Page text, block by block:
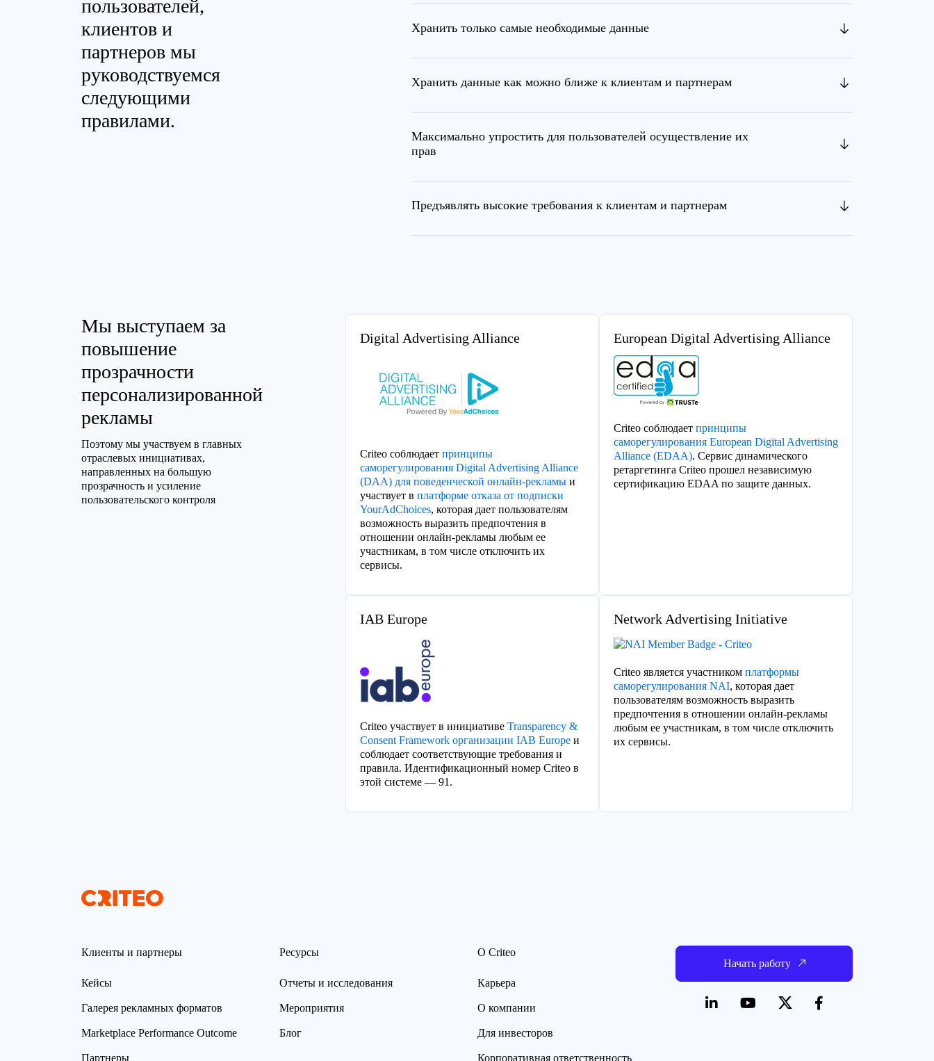
пользователей,
клиентов и
партнеров мы
руководствуемся
следующими
правилами.
Хранить только самые необходимые данные
Хранить данные как можно ближе к клиентам и партнерам
Максимально упростить для пользователей осуществление их
прав
Предъявлять высокие требования к клиентам и партнерам
Мы выступаем за
повышение
прозрачности
персонализированной
рекламы
Поэтому мы участвуем в главных
отраслевых инициативах,
направленных на большую
прозрачность и усиление
пользовательского контроля
Digital Advertising Alliance
Criteo соблюдает принципы
саморегулирования Digital Advertising Alliance
(DAA) для поведенческой онлайн-рекламы и
участвует в платформе отказа от подписки
YourAdChoices, которая дает пользователям
возможность выразить предпочтения в
отношении онлайн-рекламы любым ее
участникам, в том числе отключить их
сервисы.
European Digital Advertising Alliance
Criteo соблюдает принципы
саморегулирования European Digital Advertising
Alliance (EDAA). Сервис динамического
ретаргетинга Criteo прошел независимую
сертификацию EDAA по защите данных.
IAB Europe
Criteo участвует в инициативе Transparency &
Consent Framework организации IAB Europe и
соблюдает соответствующие требования и
правила. Идентификационный номер Criteo в
этой системе — 91.
Network Advertising Initiative
Criteo является участником платформы
саморегулирования NAI, которая дает
пользователям возможность выразить
предпочтения в отношении онлайн-рекламы
любым ее участникам, в том числе отключить
их сервисы.
Клиенты и партнеры
Кейсы
Галерея рекламных форматов
Marketplace Performance Outcome
Партнеры
Ресурсы
Отчеты и исследования
Мероприятия
Блог
О Criteo
Карьера
О компании
Для инвесторов
Корпоративная ответственность
Начать работу